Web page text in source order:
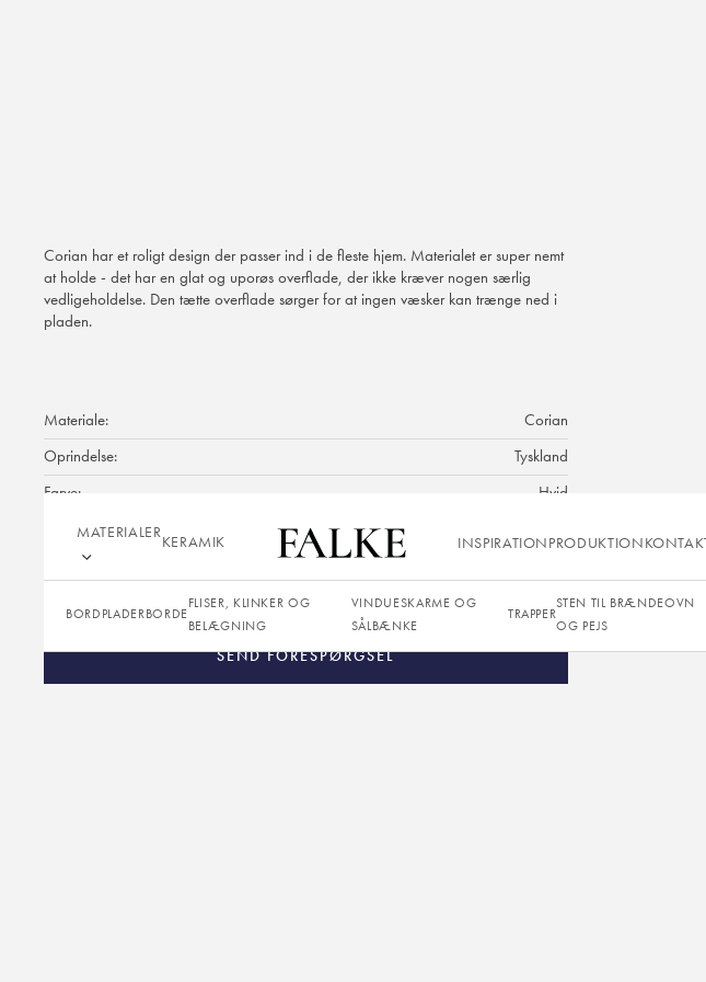
Corian har et roligt design der passer ind i de fleste hjem. Materialet er super nemt
at holde - det har en glat og uporøs overflade, der ikke kræver nogen særlig
vedligeholdelse. Den tætte overflade sørger for at ingen væsker kan trænge ned i
pladen.
Materiale:
Corian
Oprindelse:
Tyskland
Farve:
Hvid
Overflade:
Tykkelser:
SEND FORESPØRGSEL
MATERIALER
KERAMIK INSPIRATIONPRODUKTION
BORDPLADERBORDE
FLISER, KLINKER OG
BELÆGNING
VINDUESKARME OG
SÅLBÆNKE
TRAPPER
STEN TIL BRÆNDEOVN
OG PEJS